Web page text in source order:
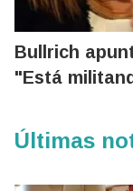
Bullrich
"Está
Últimas